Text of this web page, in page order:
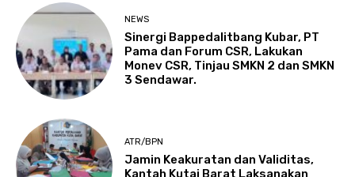
NEWS
Sinergi Bappedalitbang Kubar, PT
Pama dan Forum CSR, Lakukan
Monev CSR, Tinjau SMKN 2 dan SMKN
3 Sendawar.
ATR/BPN
Jamin Keakuratan dan Validitas,
Kantah Kutai Barat Laksanakan